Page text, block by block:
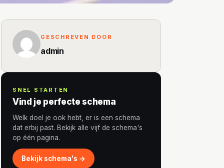
GESCHREVEN DOOR
admin
SNEL STARTEN
Vind je perfecte schema
Welk doel je ook hebt, er is een schema
dat erbij past. Bekijk alle vijf de schema's
op één pagina.
Bekijk schema's →